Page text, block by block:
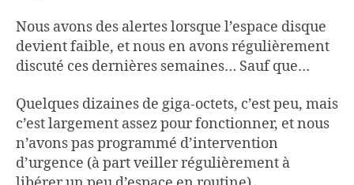
Nous avons des alertes lorsque l’espace disque
devient faible, et nous en avons régulièrement
discuté ces dernières semaines… Sauf que…
Quelques dizaines de giga-octets, c’est peu, mais
c’est largement assez pour fonctionner, et nous
n’avons pas programmé d’intervention
d’urgence (à part veiller régulièrement à